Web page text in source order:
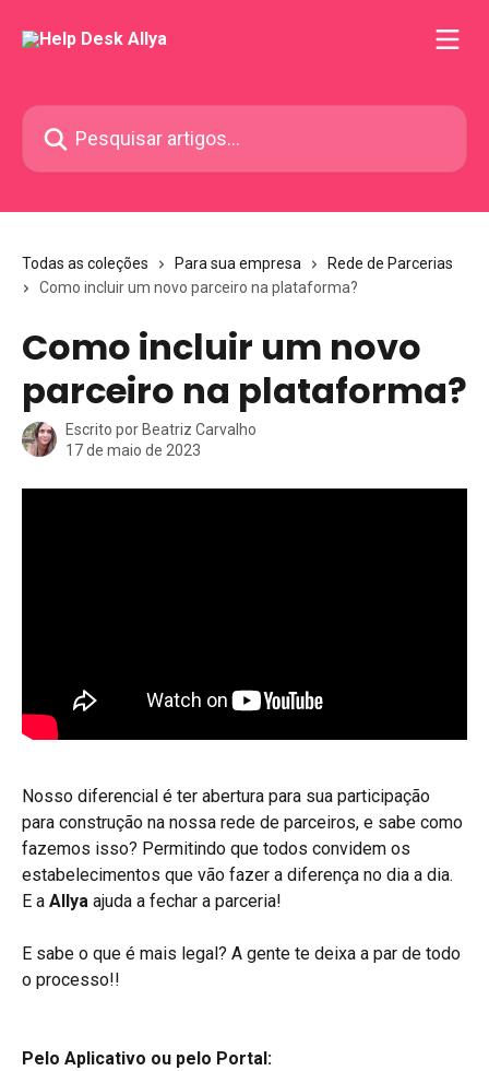
Pesquisar artigos...
Todas as coleções Para sua empresa
Rede de Parcerias
Como incluir um novo parceiro na plataforma?
Como incluir um novo
parceiro na plataforma?
Escrito por Beatriz Carvalho
17 de maio de 2023
Nosso diferencial é ter abertura para sua participação
para construção na nossa rede de parceiros, e sabe como
fazemos isso? Permitindo que todos convidem os
estabelecimentos que vão fazer a diferença no dia a dia.
E a Allya ajuda a fechar a parceria!
E sabe o que é mais legal? A gente te deixa a par de todo
o processo!!
Pelo Aplicativo ou pelo Portal: